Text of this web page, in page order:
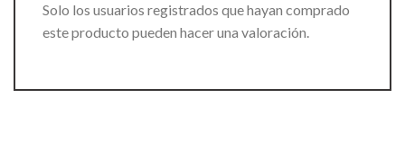
Solo los usuarios registrados que hayan comprado
este producto pueden hacer una valoración.